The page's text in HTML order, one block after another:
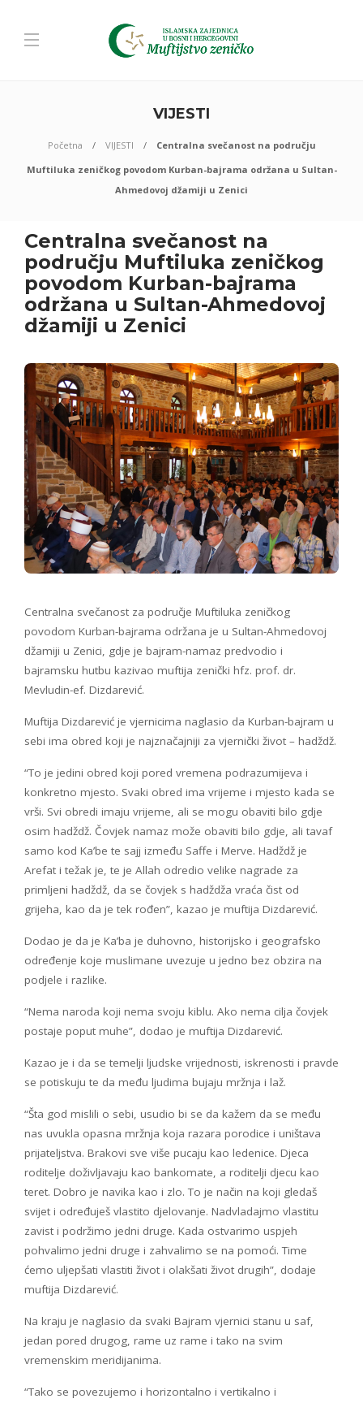
VIJESTI
Početna VIJESTI
Centralna svečanost na području
Muftiluka zeničkog povodom Kurban-bajrama održana u Sultan-
Ahmedovoj džamiji u Zenici
Centralna svečanost na
području Muftiluka zeničkog
povodom Kurban-bajrama
održana u Sultan-Ahmedovoj
džamiji u Zenici
Centralna svečanost za područje Muftiluka zeničkog
povodom Kurban-bajrama održana je u Sultan-Ahmedovoj
džamiji u Zenici, gdje je bajram-namaz predvodio i
bajramsku hutbu kazivao muftija zenički hfz. prof. dr.
Mevludin-ef. Dizdarević.
Muftija Dizdarević je vjernicima naglasio da Kurban-bajram u
sebi ima obred koji je najznačajniji za vjernički život – hadždž.
“To je jedini obred koji pored vremena podrazumijeva i
konkretno mjesto. Svaki obred ima vrijeme i mjesto kada se
vrši. Svi obredi imaju vrijeme, ali se mogu obaviti bilo gdje
osim hadždž. Čovjek namaz može obaviti bilo gdje, ali tavaf
samo kod Ka’be te sajj između Saffe i Merve. Hadždž je
Arefat i težak je, te je Allah odredio velike nagrade za
primljeni hadždž, da se čovjek s hadždža vraća čist od
grijeha, kao da je tek rođen”, kazao je muftija Dizdarević.
Dodao je da je Ka’ba je duhovno, historijsko i geografsko
određenje koje muslimane uvezuje u jedno bez obzira na
podjele i razlike.
“Nema naroda koji nema svoju kiblu. Ako nema cilja čovjek
postaje poput muhe”, dodao je muftija Dizdarević.
Kazao je i da se temelji ljudske vrijednosti, iskrenosti i pravde
se potiskuju te da među ljudima bujaju mržnja i laž.
“Šta god mislili o sebi, usudio bi se da kažem da se među
nas uvukla opasna mržnja koja razara porodice i uništava
prijateljstva. Brakovi sve više pucaju kao ledenice. Djeca
roditelje doživljavaju kao bankomate, a roditelji djecu kao
teret. Dobro je navika kao i zlo. To je način na koji gledaš
svijet i određuješ vlastito djelovanje. Nadvladajmo vlastitu
zavist i podržimo jedni druge. Kada ostvarimo uspjeh
pohvalimo jedni druge i zahvalimo se na pomoći. Time
ćemo uljepšati vlastiti život i olakšati život drugih”, dodaje
muftija Dizdarević.
Na kraju je naglasio da svaki Bajram vjernici stanu u saf,
jedan pored drugog, rame uz rame i tako na svim
vremenskim meridijanima.
“Tako se povezujemo i horizontalno i vertikalno i